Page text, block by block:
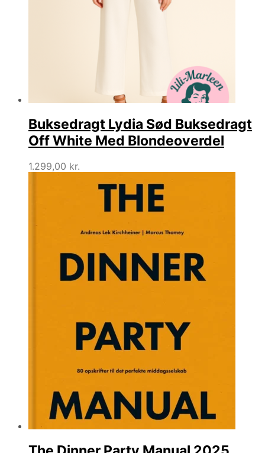
Buksedragt Lydia Sød Buksedragt
Off White Med Blondeoverdel
1.299,00 kr.